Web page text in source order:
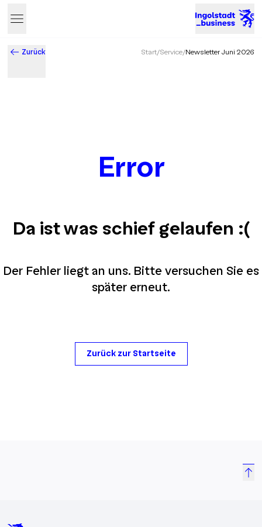
Zurück Start/Service/Newsletter Juni 2026
Error
Da ist was schief gelaufen :(
Der Fehler liegt an uns. Bitte versuchen Sie es
später erneut.
Zurück zur Startseite